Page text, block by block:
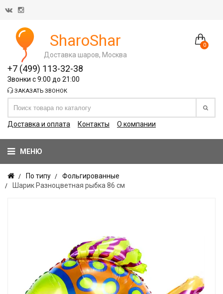
0
SharoShar
Доставка шаров, Москва
+7 (499) 113-32-38
Звонки с 9:00 до 21:00
ЗАКАЗАТЬ ЗВОНОК
Доставка и оплата Контакты О компании
МЕНЮ
По типу
Фольгированные
Шарик Разноцветная рыбка 86 см